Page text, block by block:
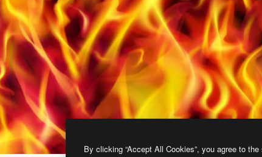
By clicking “Accept All Cookies”, you agree to